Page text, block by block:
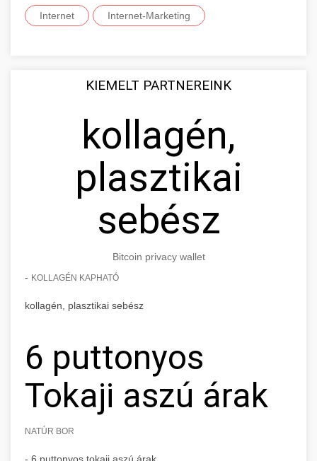
Internet Internet-Marketing
KIEMELT PARTNEREINK
kollagén,
plasztikai
sebész
Bitcoin privacy wallet
- KOLLAGÉN KAPHATÓ
kollagén, plasztikai sebész
6 puttonyos
Tokaji aszú árak
NATÚR BOR